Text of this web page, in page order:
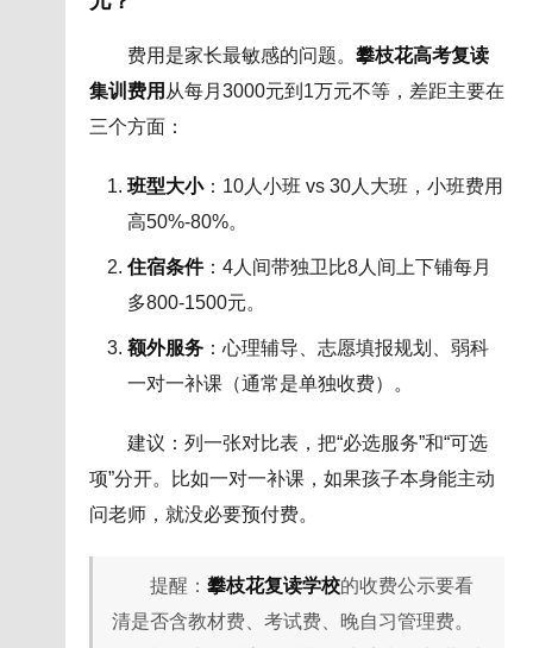
费用是家长最敏感的问题。 攀枝花高考复读
集训费用 从每月3000元到1万元不等，差距主要在
三个方面：
班型大小：10人小班 vs 30人大班，小班费用
高50%-80%。
住宿条件：4人间带独卫比8人间上下铺每月
多800-1500元。
额外服务：心理辅导、志愿填报规划、弱科
一对一补课（通常是单独收费）。
建议：列一张对比表，把“必选服务”和“可选
项”分开。比如一对一补课，如果孩子本身能主动
问老师，就没必要预付费。
提醒： 攀枝花复读学校的收费公示要看
清是否含教材费、考试费、晚自习管理费。